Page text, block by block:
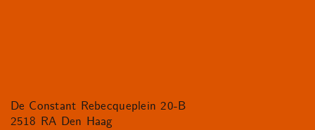
De Constant Rebecqueplein 20-B
2518 RA Den Haag